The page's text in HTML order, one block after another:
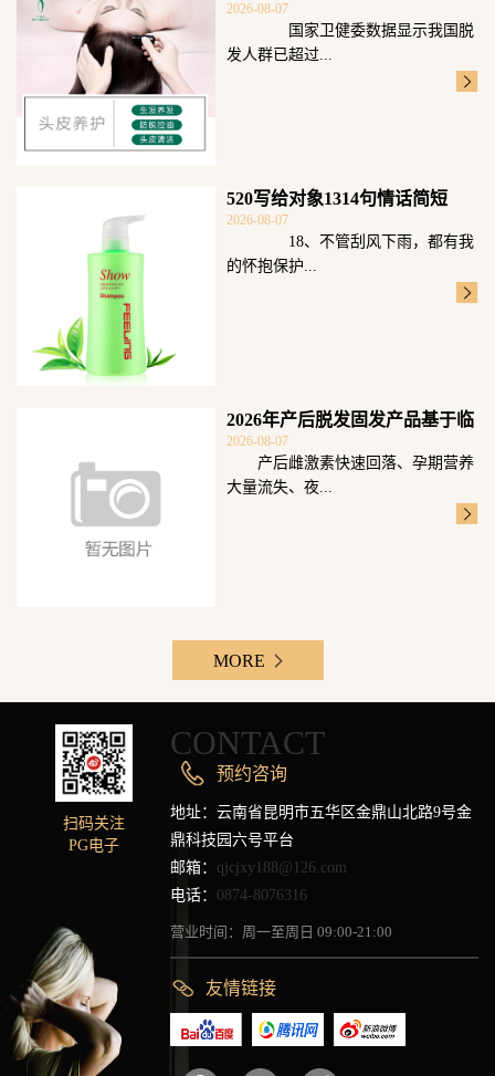
广州发博
2026-08-07
国家卫健委数据显示我国脱
发人群已超过...
520写给对象1314句情话简短
2026-08-07
18、不管刮风下雨，都有我
的怀抱保护...
2026年产后脱发固发产品基于临
床毛囊数
2026-08-07
产后雌激素快速回落、孕期营养
大量流失、夜...
MORE
扫码关注
PG电子
CONTACT
预约咨询
地址：云南省昆明市五华区金鼎山北路9号金
鼎科技园六号平台
邮箱： qjcjxy188@126.com
电话： 0874-8076316
营业时间：周一至周日 09:00-21:00
友情链接